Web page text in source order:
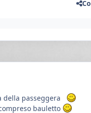
della passeggera
bauletto